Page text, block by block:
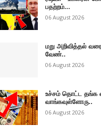
பதற்றம்...
06 August 2026
மறு அறிவித்தல்
வேண்..
06 August 2026
உச்சம் தொட்ட தங்க
வாங்கவுள்ளோரு..
06 August 2026